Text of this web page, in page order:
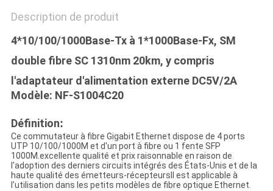
Description de produit
4*10/100/1000Base-Tx à 1*1000Base-Fx, SM
double fibre SC 1310nm 20km, y compris
l'adaptateur d'alimentation externe DC5V/2A
Modèle: NF-S1004C20
Définition:
Ce commutateur à fibre Gigabit Ethernet dispose de 4 ports
UTP 10/100/1000M et d'un port à fibre ou 1 fente SFP
1000M.excellente qualité et prix raisonnable en raison de
l'adoption des derniers circuits intégrés des États-Unis et de la
haute qualité des émetteurs-récepteursIl est applicable à
l'utilisation dans les petits modèles de fibre optique Ethernet.